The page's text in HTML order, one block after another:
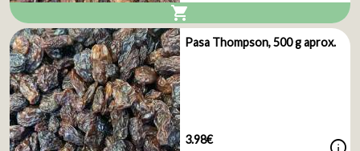
shopping_cart
Pasa Thompson, 500 g aprox.
3.98€